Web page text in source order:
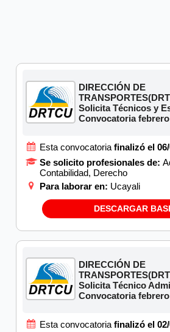
DIRECCIÓN DE
Solicita Técnicos y
Convocatoria febrero
Esta convocatoria finalizó el 06/
Se solicito profesionales de:
Contabilidad, Derecho
Para laborar en: Ucayali
DESCARGAR
DIRECCIÓN DE
Solicita Técnico
Convocatoria febrero
Esta convocatoria finalizó el 02/